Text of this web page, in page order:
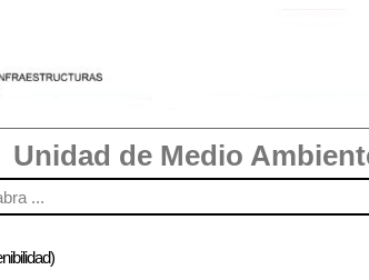
Unidad de Medio